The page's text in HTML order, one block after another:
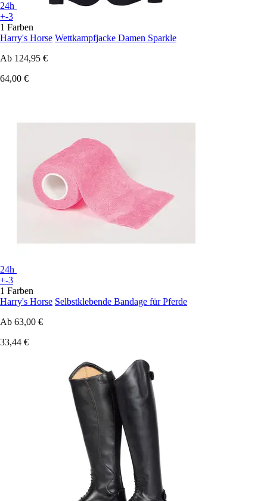
24h
+-3
1 Farben
Harry's Horse Wettkampfjacke Damen Sparkle
Ab 124,95 €
64,00 €
24h
+-3
1 Farben
Harry's Horse Selbstklebende Bandage für Pferde
Ab 63,00 €
33,44 €